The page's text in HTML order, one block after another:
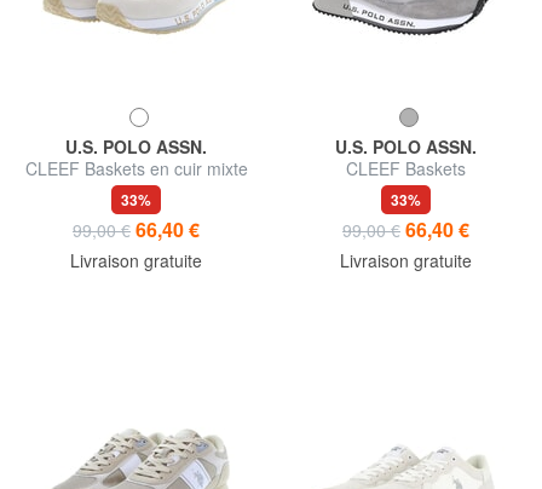
U.S. POLO ASSN.
CLEEF Baskets en cuir mixte
33%
99,00 € 66,40 €
Livraison gratuite
U.S. POLO ASSN.
CLEEF Baskets
33%
99,00 € 66,40 €
Livraison gratuite